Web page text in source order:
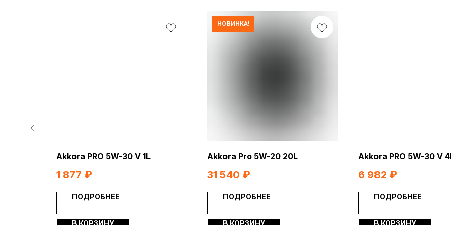
Akkora PRO 5W-30 V 1L
1 877 ₽
ПОДРОБНЕЕ
НОВИНКА!
Akkora Pro 5W-20 20L
31 540 ₽
ПОДРОБНЕЕ
Akkora PRO 5W-30 V
6 982 ₽
ПОДРОБНЕЕ
ИП Каканова Анна Константиновна
ОГРНИП 325450000003279
О компании
Контакты Гарантия и возврат